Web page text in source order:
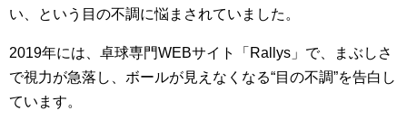
い、という目の不調に悩まされていました。
2019年には、卓球専門WEBサイト「Rallys」で、まぶしさ
で視力が急落し、ボールが見えなくなる“目の不調”を告白し
ています。